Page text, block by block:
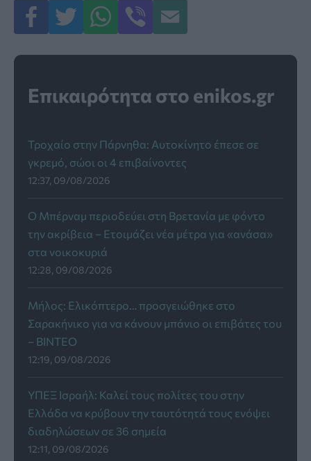
Επικαιρότητα στο enikos.gr
Τροχαίο στην Πάρνηθα: Αυτοκίνητο έπεσε σε
γκρεμό, σώοι οι 4 επιβαίνοντες
12:37, 09/08/2026
Ο Μπέρναμ περιοδεύει στη Βρετανία με φόντο
την ακρίβεια – Ετοιμάζει νέα μέτρα για «ανάσα»
στα νοικοκυριά
12:28, 09/08/2026
Μήλος: Ελικόπτερο… προσγειώθηκε στο
Σαρακήνικο για να κάνουν μπάνιο οι επιβάτες του
– ΒΙΝΤΕΟ
12:19, 09/08/2026
ΥΠΕΞ Ισραήλ: Καλεί τους πολίτες του στην
Ελλάδα να κρύβουν την ταυτότητά τους ενόψει
διαδηλώσεων σε 36 σημεία
12:11, 09/08/2026